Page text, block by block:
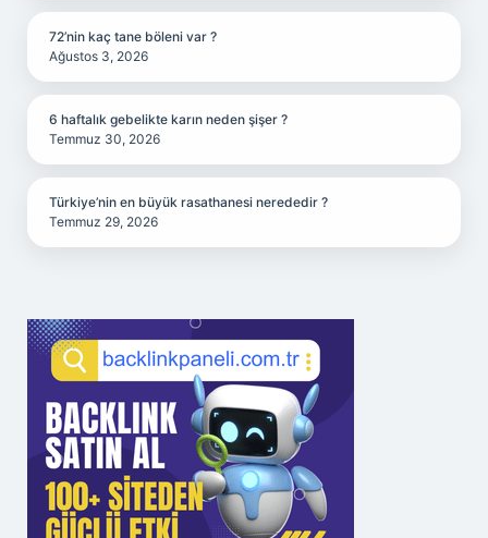
72’nin kaç tane böleni var ?
Ağustos 3, 2026
6 haftalık gebelikte karın neden şişer ?
Temmuz 30, 2026
Türkiye’nin en büyük rasathanesi nerededir ?
Temmuz 29, 2026